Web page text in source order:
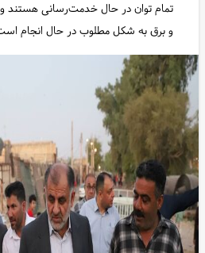
تمام توان در حال خدمت‌رسانی هستند و
و برق به شکل مطلوب در حال انجام است.